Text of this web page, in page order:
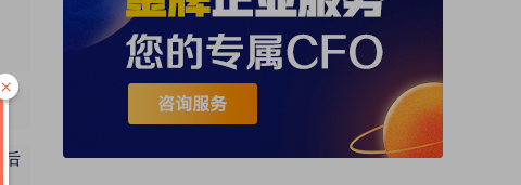
后
×